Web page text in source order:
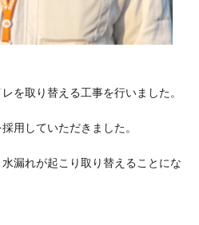
を取り替える工事を行いました。
用していただきました。
漏れが起こり取り替えることにな